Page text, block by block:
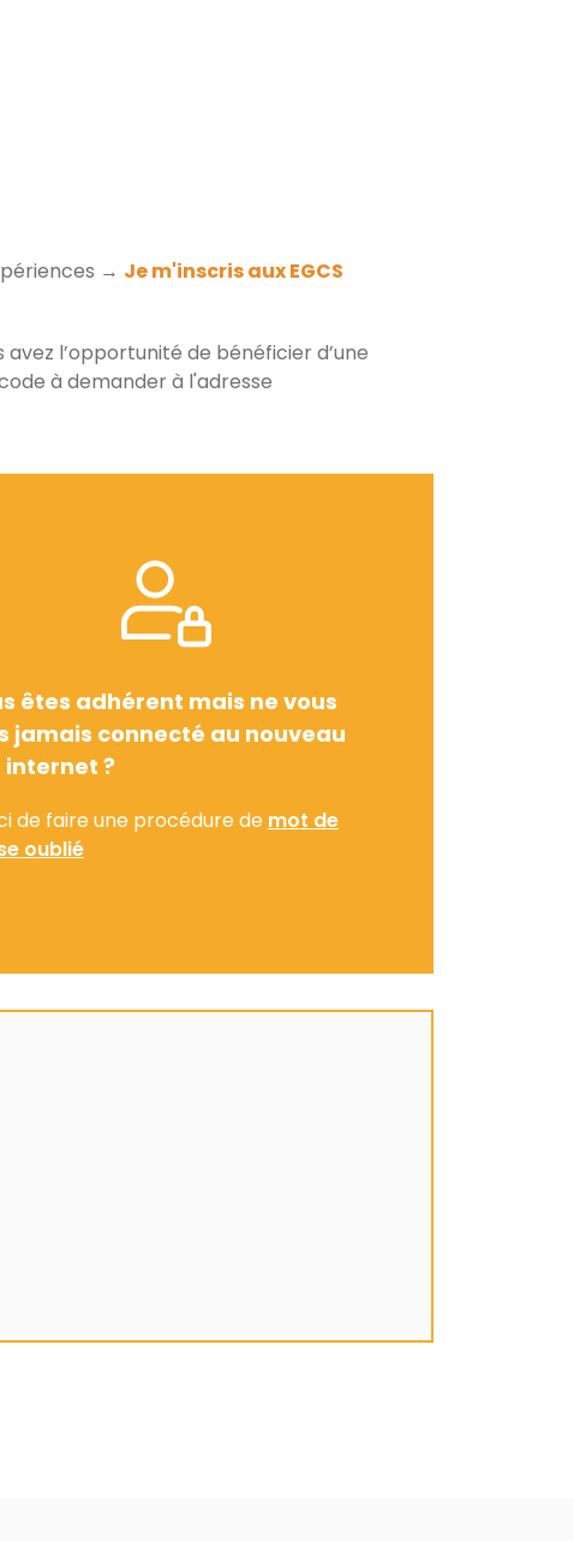
→ Je m'inscris aux EGCS
l’opportunité de bénéficier d’une
à demander à l'adresse
êtes adhérent mais ne vous
jamais connecté au nouveau
internet ?
de faire une procédure de mot de
oublié